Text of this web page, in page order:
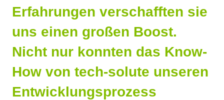
Erfahrungen verschafften sie
uns einen großen Boost.
Nicht nur konnten das Know-
How von tech-solute unseren
Entwicklungsprozess